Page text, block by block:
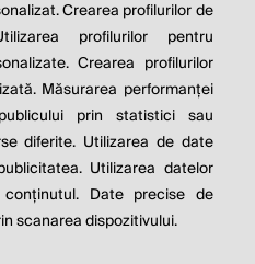
este parte a
Crearea profilurilor de
profilurilor pentru
Crearea profilurilor
Măsurarea performanței
prin statistici sau
diferite. Utilizarea de date
Utilizarea datelor
Date precise de
scanarea dispozitivului.